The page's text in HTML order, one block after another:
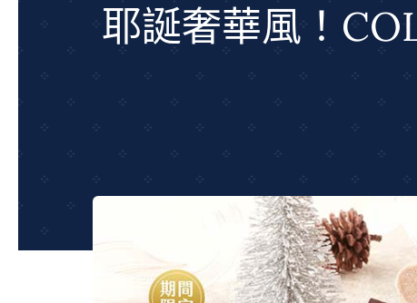
耶誕奢華風！